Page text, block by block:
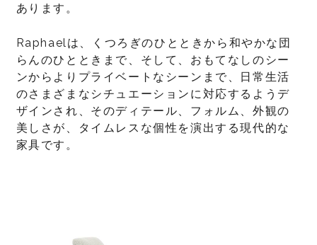
あります。
Raphaelは、くつろぎのひとときから和やかな団
らんのひとときまで、そして、おもてなしのシー
ンからよりプライベートなシーンまで、日常生活
のさまざまなシチュエーションに対応するようデ
ザインされ、そのディテール、フォルム、外観の
美しさが、タイムレスな個性を演出する現代的な
家具です。